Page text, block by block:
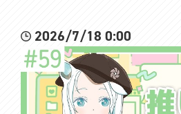
2026/7/18 0:00